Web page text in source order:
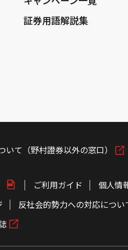
証券用語解説集
いて（野村證券以外の窓口）
ご利用ガイド 個人情
反社会的勢力への対応につい